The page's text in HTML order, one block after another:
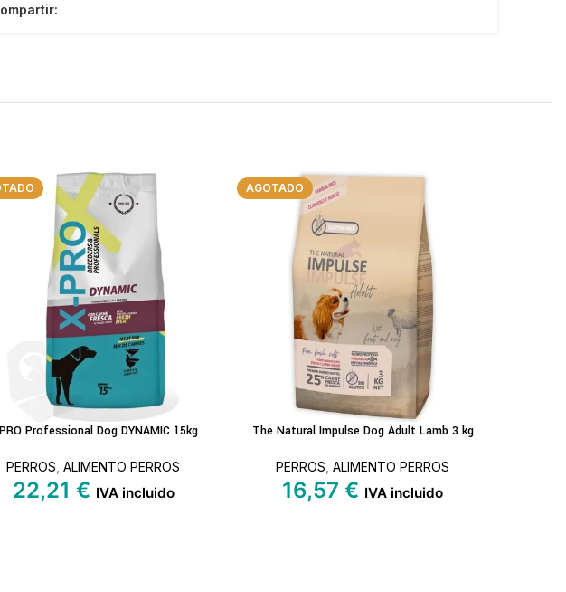
MÁSProfessional Dog DYNAMIC 15kg
PERROS ALIMENTO PERROS
22,21 € IVA incluido
AGOTADO
LEER MÁS
The Natural Impulse Dog Adult Lamb 3 kg
PERROS ALIMENTO PERROS
16,57 € IVA incluido